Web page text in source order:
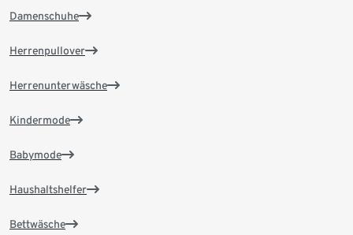
Damenschuhe
Herrenpullover
Herrenunterwäsche
Kindermode
Babymode
Haushaltshelfer
Bettwäsche